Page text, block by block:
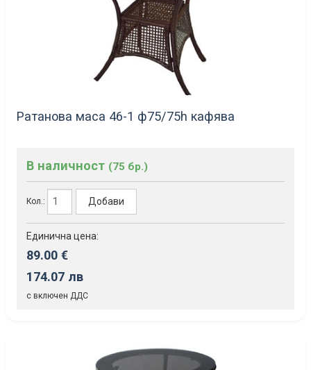
Ратанова маса 46-1 ф75/75h кафява
В наличност (75 бр.)
Кол.: Добави
Единична цена:
89.00 €
174.07 лв
с включен ДДС